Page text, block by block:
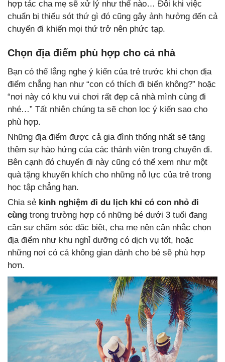
hợp tác cha mẹ sẽ xử lý như thế nào… Đôi khi việc
chuẩn bị thiếu sót thứ gì đó cũng gây ảnh hưởng đến cả
chuyến đi khiến mọi thứ trở nên phức tạp.
Chọn địa điểm phù hợp cho cả nhà
Bạn có thể lắng nghe ý kiến của trẻ trước khi chọn địa
điểm chẳng hạn như “con có thích đi biển không?” hoặc
“nơi này có khu vui chơi rất đẹp cả nhà mình cùng đi
nhé…” Tất nhiên chúng ta sẽ chọn lọc ý kiến sao cho
phù hợp.
Những địa điểm được cả gia đình thống nhất sẽ tăng
thêm sự hào hứng của các thành viên trong chuyến đi.
Bên cạnh đó chuyến đi này cũng có thể xem như một
quà tặng khuyến khích cho những nỗ lực của trẻ trong
học tập chẳng hạn.
Chia sẻ kinh nghiệm đi du lịch khi có con nhỏ đi
cùng trong trường hợp có những bé dưới 3 tuổi đang
cần sự chăm sóc đặc biệt, cha mẹ nên cân nhắc chọn
địa điểm như khu nghỉ dưỡng có dịch vụ tốt, hoặc
những nơi có cả không gian dành cho bé sẽ phù hợp
hơn.